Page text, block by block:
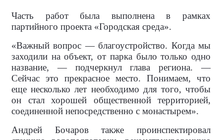
Часть работ была выполнена в рамках
партийного проекта «Городская среда».
«Важный вопрос — благоустройство. Когда мы
заходили на объект, от парка было только одно
название, — подчеркнул глава региона. —
Сейчас это прекрасное место. Понимаем, что
еще несколько лет необходимо для того, чтобы
он стал хорошей общественной территорией,
соединенной непосредственно с монастырем».
Андрей Бочаров также проинспектировал